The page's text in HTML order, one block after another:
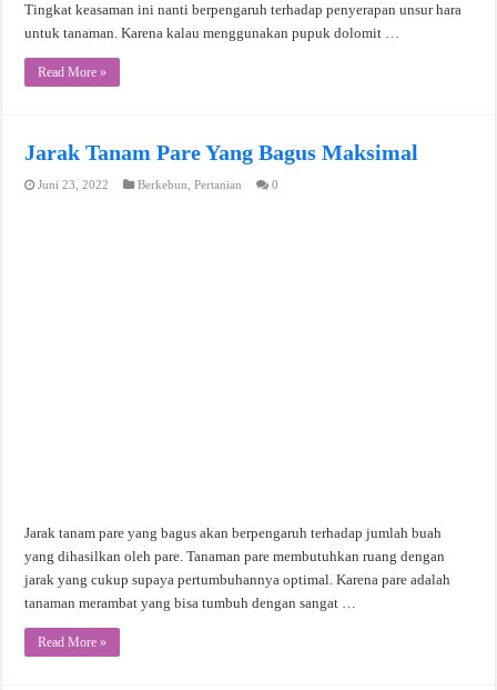
Tingkat keasaman ini nanti berpengaruh terhadap penyerapan unsur hara
untuk tanaman. Karena kalau menggunakan pupuk dolomit …
Read More »
Jarak Tanam Pare Yang Bagus Maksimal
Juni 23, 2022 Berkebun ,Pertanian 0
Jarak tanam pare yang bagus akan berpengaruh terhadap jumlah buah
yang dihasilkan oleh pare. Tanaman pare membutuhkan ruang dengan
jarak yang cukup supaya pertumbuhannya optimal. Karena pare adalah
tanaman merambat yang bisa tumbuh dengan sangat …
Read More »